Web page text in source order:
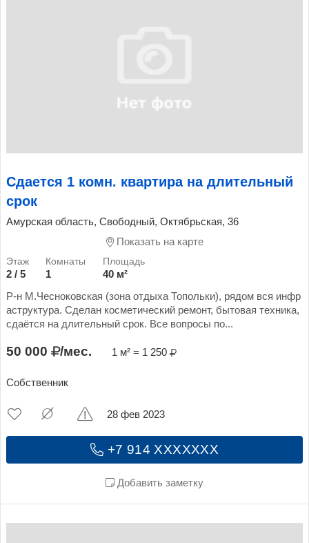
Сдается 1 комн. квартира на длительный
срок
Амурская область, Свободный, Октябрьская, 36
Показать на карте
2 / 5 1
40 м²
Р-н М.Чесноковская (зона отдыха Топольки), рядом вся инфр
аструктура. Сделан косметический ремонт, бытовая техника,
сдаётся на длительный срок. Все вопросы по...
50 000 /мес. 1 м² = 1 250
Собственник
+7 914 XXXXXXX
Добавить заметку
28 фев 2023